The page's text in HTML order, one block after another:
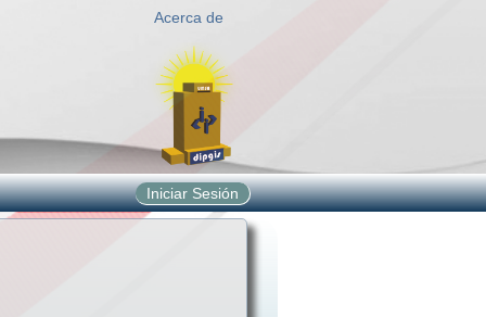
Acerca de
Iniciar Sesión